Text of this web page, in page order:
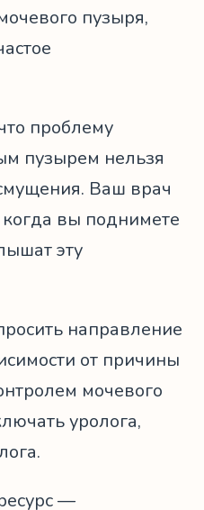
пузыря,
проблему
пузырем нельзя
Ваш врач
вы поднимете
эту
направление
от причины
мочевого
уролога,
—